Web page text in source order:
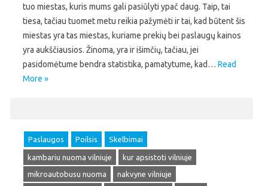
tuo miestas, kuris mums gali pasiūlyti ypač daug. Taip, tai
tiesa, tačiau tuomet metu reikia pažymėti ir tai, kad būtent šis
miestas yra tas miestas, kuriame prekių bei paslaugų kainos
yra aukščiausios. Žinoma, yra ir išimčių, tačiau, jei
pasidomėtume bendra statistika, pamatytume, kad… Read
More »
Paslaugos Poilsis Skelbimai
kambariu nuoma vilniuje
kur apsistoti vilniuje
mikroautobusu nuoma
nakvyne vilniuje